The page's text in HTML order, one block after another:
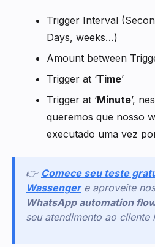
Trigger Interval
Days, weeks…)
Amount between
Trigger at ‘Time’
Trigger at ‘Minute’,
queremos que nosso
executado uma vez
👉 Comece seu teste
Wassenger e aproveite
WhatsApp automation
seu atendimento ao cliente